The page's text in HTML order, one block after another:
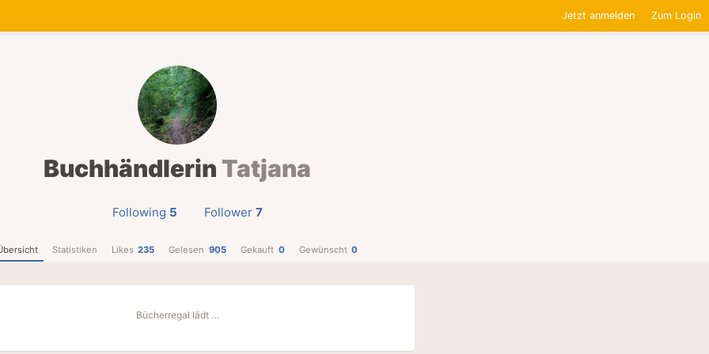
Jetzt anmelden Zum Login
Buchhändlerin Tatjana
Following 5 Follower 7
Statistiken Likes 235 Gelesen 905 Gekauft 0 Gewünscht 0
Bücherregal lädt …